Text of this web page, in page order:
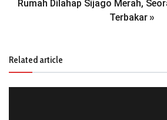
Rumah Dilahap Sijago Merah,
Terbakar »
Related article